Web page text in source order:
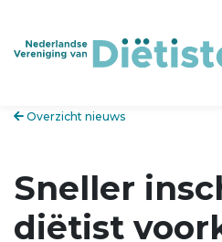
Overzicht nieuws
Sneller
diëtist